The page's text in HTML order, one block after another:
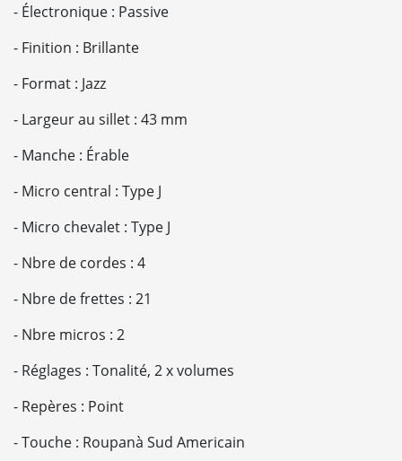
- Électronique : Passive
- Finition : Brillante
- Format : Jazz
- Largeur au sillet : 43 mm
- Manche : Érable
- Micro central : Type J
- Micro chevalet : Type J
- Nbre de cordes : 4
- Nbre de frettes : 21
- Nbre micros : 2
- Réglages : Tonalité, 2 x volumes
- Repères : Point
- Touche : Roupanà Sud Americain